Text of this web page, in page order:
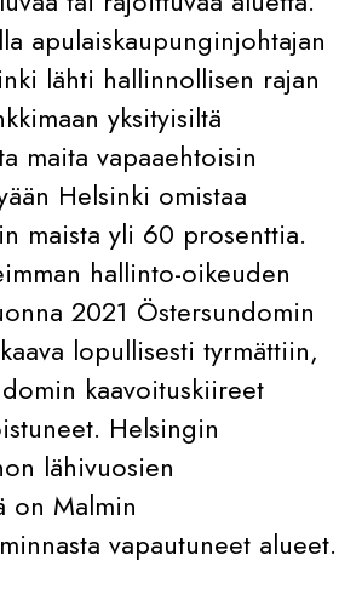
apulaiskaupunginjohtajan
lähti hallinnollisen rajan
yksityisiltä
maita vapaaehtoisin
Helsinki omistaa
maista yli 60 prosenttia.
hallinto-oikeuden
2021 Östersundomin
lopullisesti tyrmättiin,
kaavoituskiireet
Helsingin
lähivuosien
on Malmin
vapautuneet alueet.